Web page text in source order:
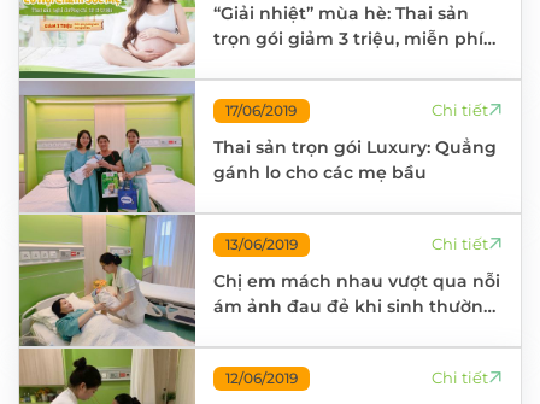
“Giải nhiệt” mùa hè: Thai sản
trọn gói giảm 3 triệu, miễn phí
17/06/2019
Thai sản trọn gói Luxury: Quẳng
gánh lo cho các mẹ bầu
Chi tiết
13/06/2019
Chị em mách nhau vượt qua nỗi
ám ảnh đau đẻ khi sinh thường
Chi tiết
12/06/2019 Chi tiết